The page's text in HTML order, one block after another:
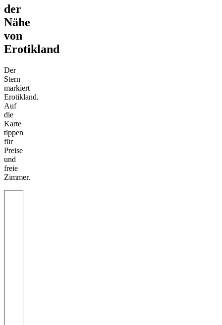
der
Nähe
von
Erotikland
Der
Stern
markiert
Erotikland.
Auf
die
Karte
tippen
für
Preise
und
freie
Zimmer.